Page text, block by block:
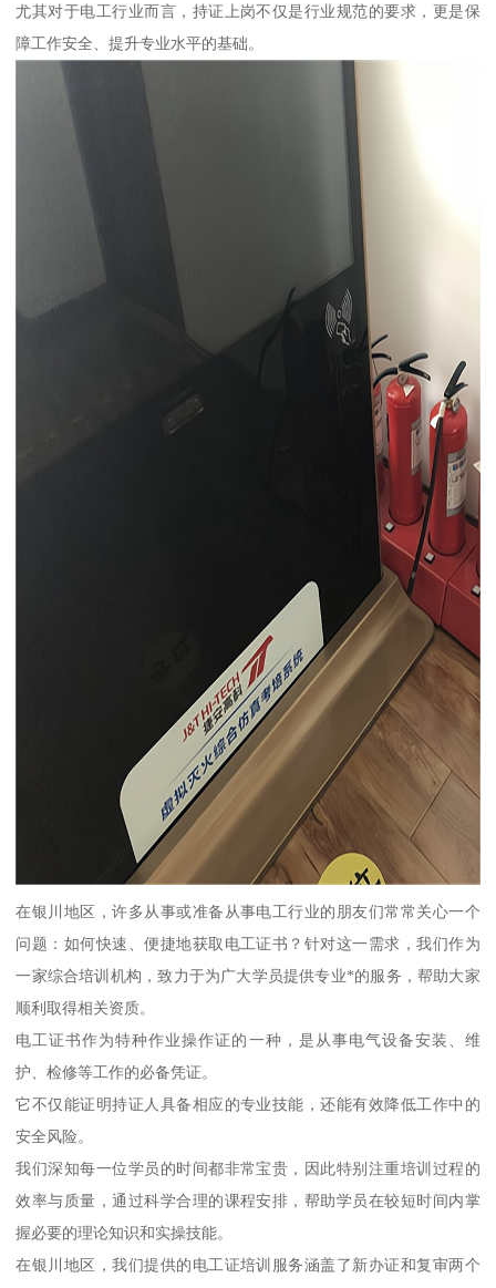
尤其对于电工行业而言，持证上岗不仅是行业规范的要求，更是保
障工作安全、提升专业水平的基础。
在银川地区，许多从事或准备从事电工行业的朋友们常常关心一个
问题：如何快速、便捷地获取电工证书？针对这一需求，我们作为
一家综合培训机构，致力于为广大学员提供专业*的服务，帮助大家
顺利取得相关资质。
电工证书作为特种作业操作证的一种，是从事电气设备安装、维
护、检修等工作的必备凭证。
它不仅能证明持证人具备相应的专业技能，还能有效降低工作中的
安全风险。
我们深知每一位学员的时间都非常宝贵，因此特别注重培训过程的
效率与质量，通过科学合理的课程安排，帮助学员在较短时间内掌
握必要的理论知识和实操技能。
在银川地区，我们提供的电工证培训服务涵盖了新办证和复审两个